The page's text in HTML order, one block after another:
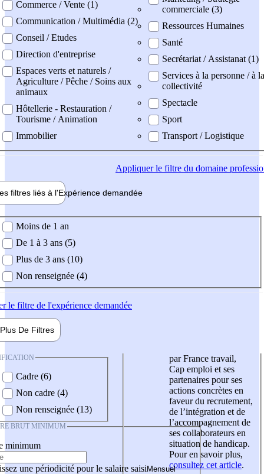
Commerce / Vente (1)
Communication / Multimédia (2)
Conseil / Etudes
Direction d'entreprise
Espaces verts et naturels /
Agriculture / Pêche / Soins aux
animaux
Hôtellerie - Restauration /
Tourisme / Animation
Immobilier
commerciale (3)
Ressources Humaines
Santé
Secrétariat / Assistanat (1)
Services à la personne / à la
collectivité
Spectacle
Sport
Transport / Logistique
Appliquerle filtre du domaine
filtres liés à l'Expérience demandée
demandée
Moins de 1 an
De 1 à 3 ans (5)
Plus de 3 ans (10)
Non renseignée (4)
le filtre de l'expérience demandée
Plus De Filtres
Cadre (6)
Non cadre (4)
Non renseignée (13)
BRUT MINIMUM
minimum
une périodicité pour le salaire saisi
par France travail,
Cap emploi et ses
partenaires pour ses
actions concrètes en
faveur du recrutement,
de l’intégration et de
l’accompagnement de
ses collaborateurs en
situation de handicap.
Pour en savoir plus,
consultez cet article.